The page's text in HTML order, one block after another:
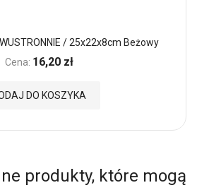
/ 25x22x8cm Beżowy
Cena: 16,20 zł
DO KOSZYKA
produkty, które mogą